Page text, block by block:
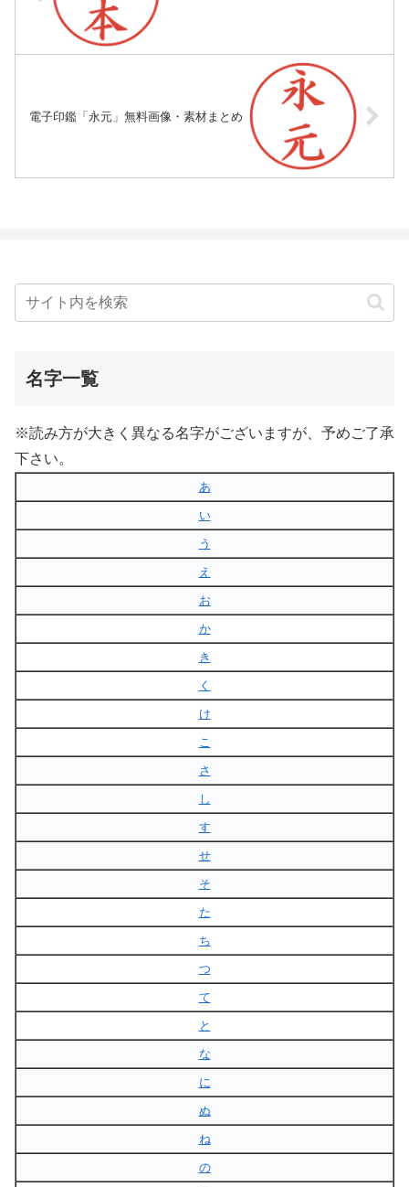
電子印鑑「永元」無料画像・素材まとめ
名字一覧
※読み方が大きく異なる名字がございますが、予めご了承
下さい。
あ
い
う
え
お
か
き
く
け
こ
さ
し
す
せ
そ
た
ち
つ
て
と
な
に
ぬ
ね
の